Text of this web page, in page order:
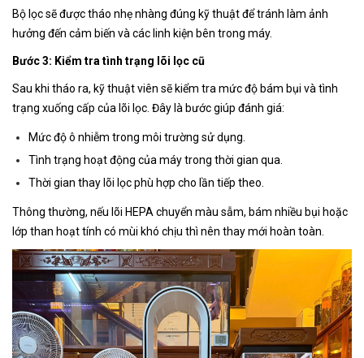
Bộ lọc sẽ được tháo nhẹ nhàng đúng kỹ thuật để tránh làm ảnh
hưởng đến cảm biến và các linh kiện bên trong máy.
Bước 3: Kiểm tra tình trạng lõi lọc cũ
Sau khi tháo ra, kỹ thuật viên sẽ kiểm tra mức độ bám bụi và tình
trạng xuống cấp của lõi lọc. Đây là bước giúp đánh giá:
Mức độ ô nhiễm trong môi trường sử dụng.
Tình trạng hoạt động của máy trong thời gian qua.
Thời gian thay lõi lọc phù hợp cho lần tiếp theo.
Thông thường, nếu lõi HEPA chuyển màu sẫm, bám nhiều bụi hoặc
lớp than hoạt tính có mùi khó chịu thì nên thay mới hoàn toàn.